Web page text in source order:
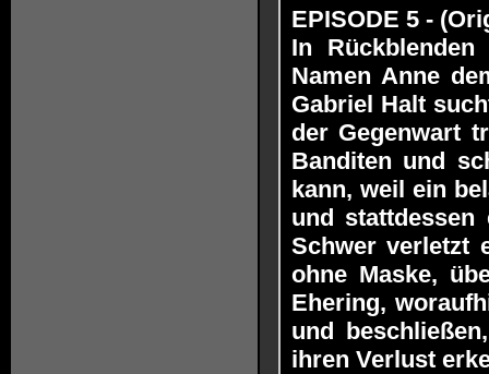
EPISODE 5 -
In
Namen Anne
Gabriel Halt
der Gegenwart
Banditen und
kann, weil ein
und
Schwer verletzt
ohne Maske,
Ehering,
und
ihren Verlust